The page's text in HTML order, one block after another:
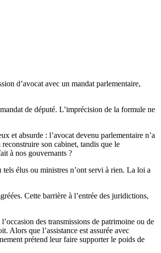
d’avocat avec un mandat parlementaire,
de député. L’imprécision de la formule ne
et absurde : l’avocat devenu parlementaire n’a
son cabinet, tandis que le
à nos gouvernants ?
élus ou ministres n’ont servi à rien. La loi a
Cette barrière à l’entrée des juridictions,
des transmissions de patrimoine ou de
Alors que l’assistance est assurée avec
prétend leur faire supporter le poids de